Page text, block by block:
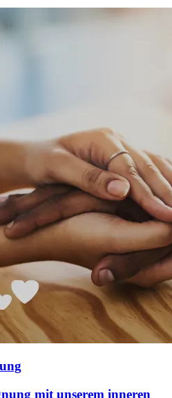
mit unserem inneren